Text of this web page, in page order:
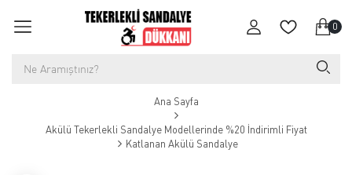
0
Ana Sayfa
Akülü Tekerlekli Sandalye Modellerinde %20 İndirimli Fiyat
Katlanan Akülü Sandalye